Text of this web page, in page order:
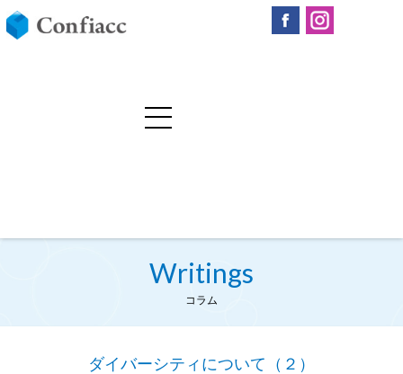
Writings
コラム
ダイバーシティについて（２）